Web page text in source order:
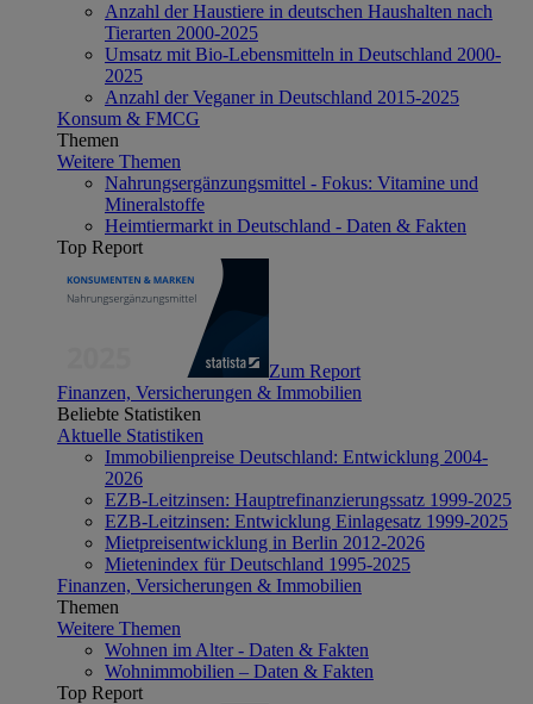
Anzahl der Haustiere in deutschen Haushalten nach
Tierarten 2000-2025
Umsatz mit Bio-Lebensmitteln in Deutschland 2000-
2025
Anzahl der Veganer in Deutschland 2015-2025
Konsum & FMCG
Themen
Weitere Themen
Nahrungsergänzungsmittel - Fokus: Vitamine und
Mineralstoffe
Heimtiermarkt in Deutschland - Daten & Fakten
Top Report
Zum Report
Finanzen, Versicherungen & Immobilien
Beliebte Statistiken
Aktuelle Statistiken
Immobilienpreise Deutschland: Entwicklung 2004-
2026
EZB-Leitzinsen: Hauptrefinanzierungssatz 1999-2025
EZB-Leitzinsen: Entwicklung Einlagesatz 1999-2025
Mietpreisentwicklung in Berlin 2012-2026
Mietenindex für Deutschland 1995-2025
Finanzen, Versicherungen & Immobilien
Themen
Weitere Themen
Wohnen im Alter - Daten & Fakten
Wohnimmobilien – Daten & Fakten
Top Report